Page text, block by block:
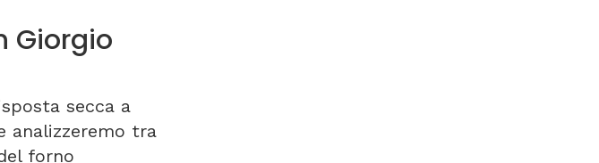
Giorgio
secca a
analizzeremo tra
forno